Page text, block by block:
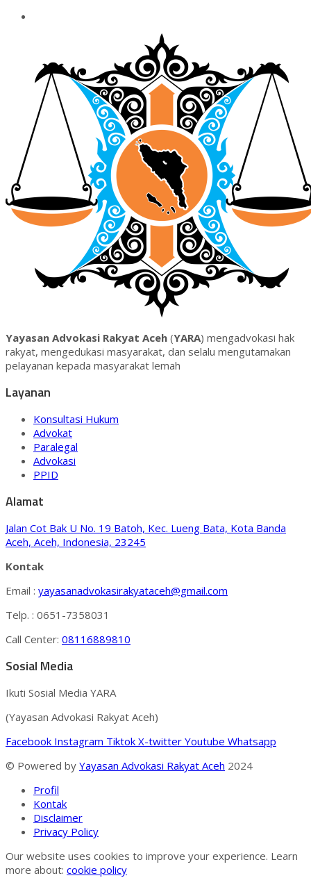
Yayasan Advokasi Rakyat Aceh (YARA) mengadvokasi hak
rakyat, mengedukasi masyarakat, dan selalu mengutamakan
pelayanan kepada masyarakat lemah
Layanan
Konsultasi Hukum
Advokat
Paralegal
Advokasi
PPID
Alamat
Jalan Cot Bak U No. 19 Batoh, Kec. Lueng Bata, Kota Banda
Aceh, Aceh, Indonesia, 23245
Kontak
Email : yayasanadvokasirakyataceh@gmail.com
Telp. : 0651-7358031
Call Center: 08116889810
Sosial Media
Ikuti Sosial Media YARA
(Yayasan Advokasi Rakyat Aceh)
Facebook Instagram Tiktok X-twitter Youtube Whatsapp
© Powered by Yayasan Advokasi Rakyat Aceh 2024
Profil
Kontak
Disclaimer
Privacy Policy
Our website uses cookies to improve your experience. Learn
more about: cookie policy